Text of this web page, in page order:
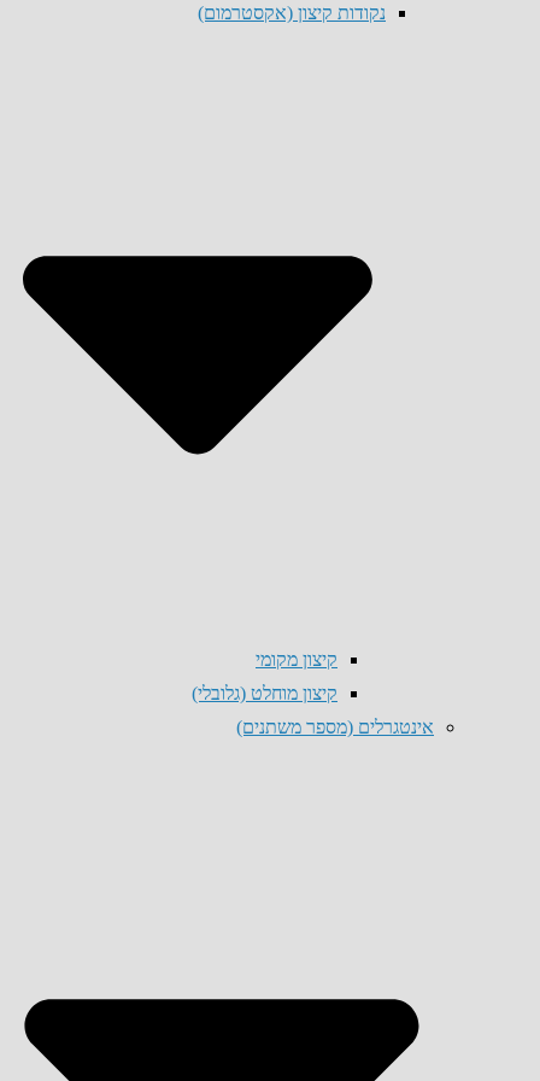
נקודות קיצון (אקסטרמום)
קיצון מקומי
קיצון מוחלט (גלובלי)
אינטגרלים (מספר משתנים)